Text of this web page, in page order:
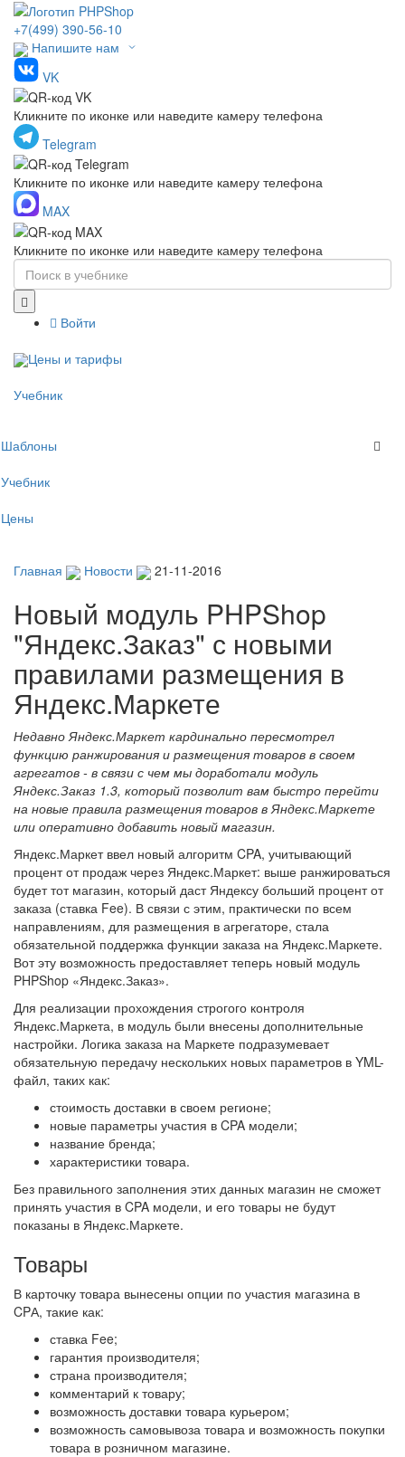
+7(499) 390-56-10
Напишите нам
VK
Кликните по иконке или наведите камеру телефона
Telegram
Кликните по иконке или наведите камеру телефона
MAX
Кликните по иконке или наведите камеру телефона
Войти
Цены и тарифы
Учебник
Шаблоны
Учебник
Цены
Главная Новости 21-11-2016
Новый модуль PHPShop
"Яндекс.Заказ" с новыми
правилами размещения в
Яндекс.Маркете
Недавно Яндекс.Маркет кардинально пересмотрел
функцию ранжирования и размещения товаров в своем
агрегатов - в связи с чем мы доработали модуль
Яндекс.Заказ 1.3, который позволит вам быстро перейти
на новые правила размещения товаров в Яндекс.Маркете
или оперативно добавить новый магазин.
Яндекс.Маркет ввел новый алгоритм CPA, учитывающий
процент от продаж через Яндекс.Маркет: выше ранжироваться
будет тот магазин, который даст Яндексу больший процент от
заказа (ставка Fee). В связи с этим, практически по всем
направлениям, для размещения в агрегаторе, стала
обязательной поддержка функции заказа на Яндекс.Маркете.
Вот эту возможность предоставляет теперь новый модуль
PHPShop «Яндекс.Заказ».
Для реализации прохождения строгого контроля
Яндекс.Маркета, в модуль были внесены дополнительные
настройки. Логика заказа на Маркете подразумевает
обязательную передачу нескольких новых параметров в YML-
файл, таких как:
стоимость доставки в своем регионе;
новые параметры участия в CPA модели;
название бренда;
характеристики товара.
Без правильного заполнения этих данных магазин не сможет
принять участия в CPA модели, и его товары не будут
показаны в Яндекс.Маркете.
Товары
В карточку товара вынесены опции по участия магазина в
CPА, такие как:
ставка Fee;
гарантия производителя;
страна производителя;
комментарий к товару;
возможность доставки товара курьером;
возможность самовывоза товара и возможность покупки
товара в розничном магазине.